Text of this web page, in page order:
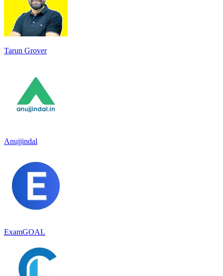
Tarun Grover
Anujjindal
ExamGOAL